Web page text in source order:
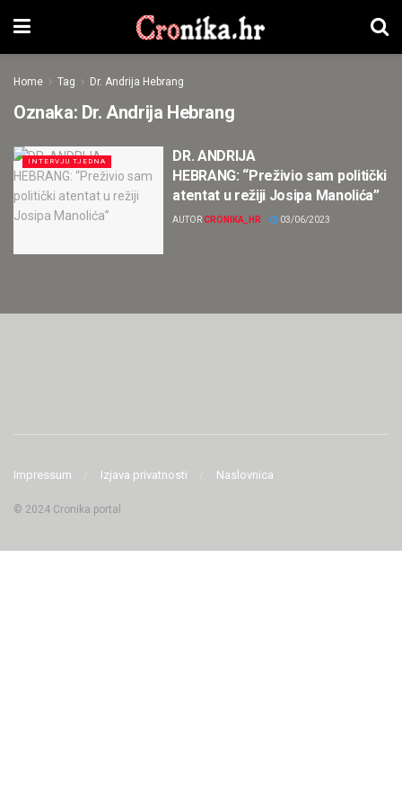
Home Tag Dr. Andrija Hebrang
Oznaka: Dr. Andrija Hebrang
INTERVJU TJEDNA
DR. ANDRIJA
HEBRANG: “Preživio sam politički
atentat u režiji Josipa Manolića”
AUTORCRONIKA_HR 03/06/2023
Impressum Izjava privatnosti Naslovnica
© 2024 Cronika portal